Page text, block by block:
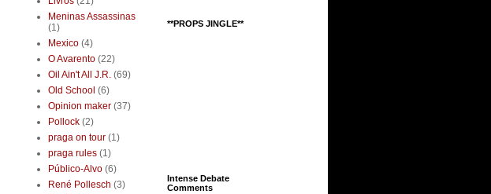
Meninas Assassinas
(1)
Mexico (4)
O Avarento (22)
Oil Ain't All J.R. (69)
Old School (6)
Opinion maker (37)
Pollock (2)
praga on tour (1)
praga rules (1)
Público-Alvo (6)
René Pollesch (3)
**PROPS JINGLE**
Intense Debate
Comments